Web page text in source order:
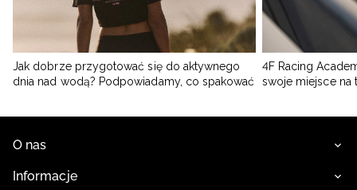
Jak dobrze przygotować się do aktywnego
dnia nad wodą? Podpowiadamy, co spakować
4F Racing
swoje miejsce na
O nas
Informacje